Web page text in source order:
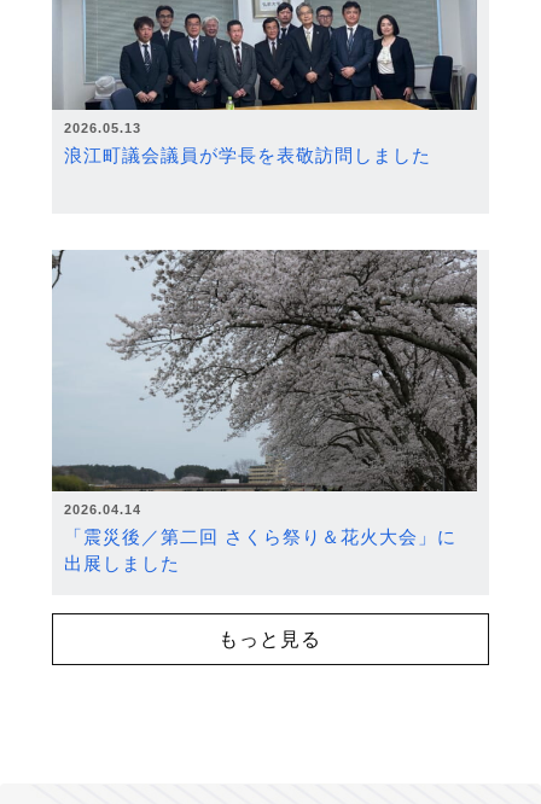
2026.05.13
浪江町議会議員が学長を表敬訪問しました
2026.04.14
「震災後／第二回 さくら祭り＆花火大会」に
出展しました
もっと見る